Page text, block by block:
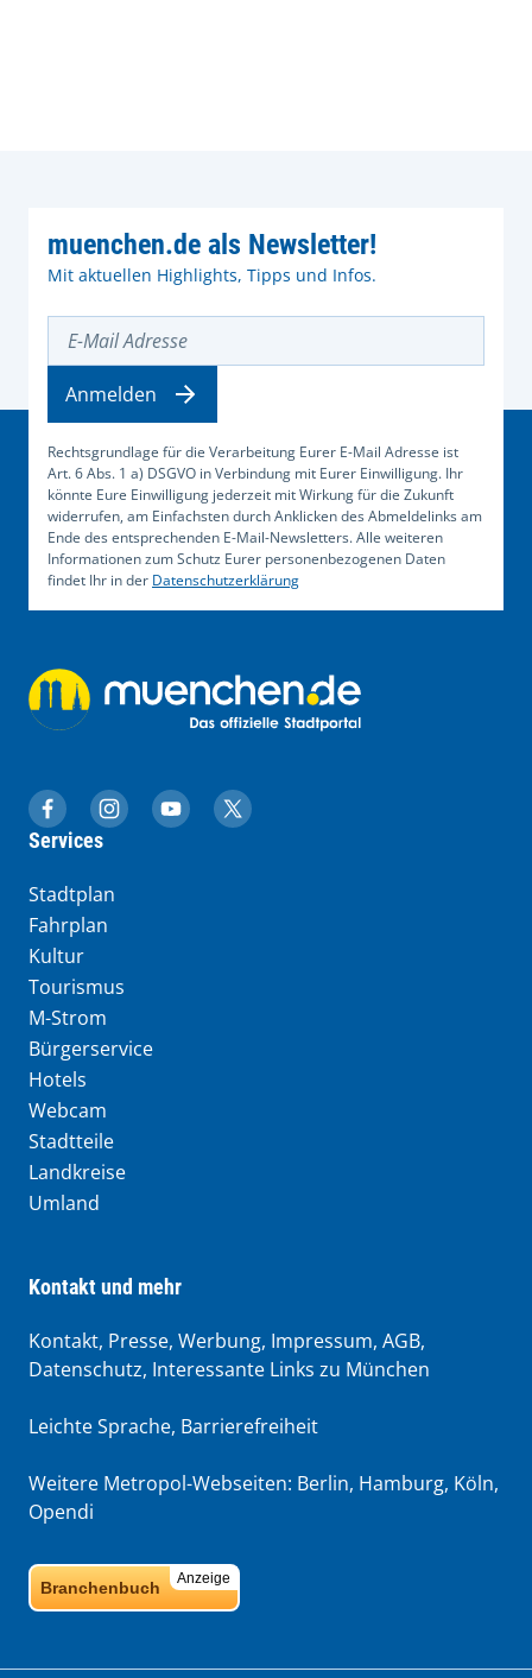
muenchen.de als Newsletter!
Mit aktuellen Highlights, Tipps und Infos.
Rechtsgrundlage für die Verarbeitung Eurer E-Mail Adresse ist
Art. 6 Abs. 1 a) DSGVO in Verbindung mit Eurer Einwilligung. Ihr
könnte Eure Einwilligung jederzeit mit Wirkung für die Zukunft
widerrufen, am Einfachsten durch Anklicken des Abmeldelinks am
Ende des entsprechenden E-Mail-Newsletters. Alle weiteren
Informationen zum Schutz Eurer personenbezogenen Daten
findet Ihr in der Datenschutzerklärung
Anmelden
muenchen.de auf Facebook
muenchen.de auf Instagram
muenchen.de auf YouTube
muenchen.de auf X
Services
Stadtplan
Fahrplan
Kultur
Tourismus
M-Strom
Bürgerservice
Hotels
Webcam
Stadtteile
Landkreise
Umland
Kontakt und mehr
Kontakt, Presse, Werbung, Impressum, AGB,
Datenschutz, Interessante Links zu München
Leichte Sprache, Barrierefreiheit
Weitere Metropol-Webseiten: Berlin, Hamburg, Köln,
Opendi
Anzeige
Branchenbuch